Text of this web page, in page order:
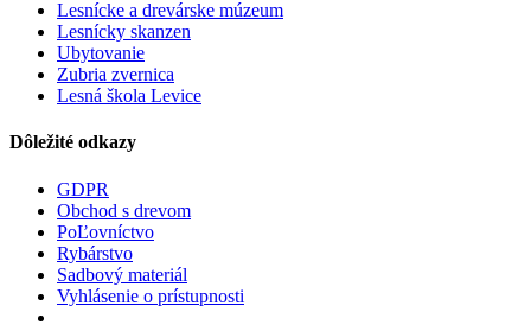
Lesnícke a drevárske múzeum
Lesnícky skanzen
Ubytovanie
Zubria zvernica
Lesná škola Levice
Dôležité odkazy
GDPR
Obchod s drevom
PoĽovníctvo
Rybárstvo
Sadbový materiál
Vyhlásenie o prístupnosti